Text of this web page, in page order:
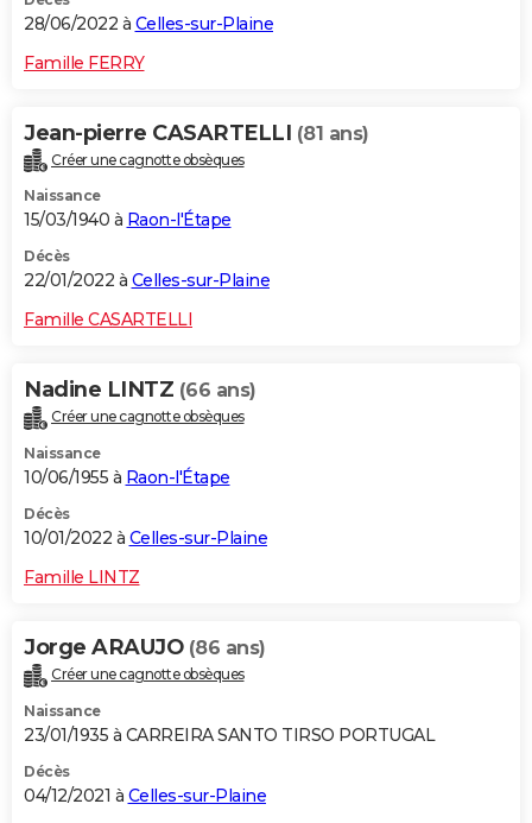
28/06/2022 à Celles-sur-Plaine
Famille FERRY
Jean-pierre CASARTELLI (81 ans)
Créer une cagnotte obsèques
Naissance
15/03/1940 à Raon-l'Étape
Décès
22/01/2022 à Celles-sur-Plaine
Famille CASARTELLI
Nadine LINTZ (66 ans)
Créer une cagnotte obsèques
Naissance
10/06/1955 à Raon-l'Étape
Décès
10/01/2022 à Celles-sur-Plaine
Famille LINTZ
Jorge ARAUJO (86 ans)
Créer une cagnotte obsèques
Naissance
23/01/1935 à CARREIRA SANTO TIRSO PORTUGAL
Décès
04/12/2021 à Celles-sur-Plaine